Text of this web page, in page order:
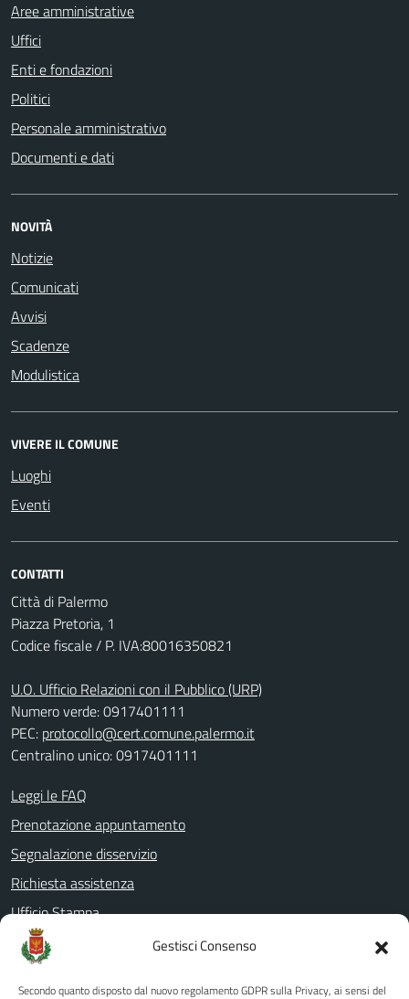
Gestisci Consenso
Secondo quanto disposto dal nuovo regolamento GDPR sulla Privacy, ai sensi del
Aree amministrative
Uffici
Enti e fondazioni
Politici
Personale amministrativo
Documenti e dati
NOVITÀ
Notizie
Comunicati
Avvisi
Scadenze
Modulistica
VIVERE IL COMUNE
Luoghi
Eventi
CONTATTI
Città di Palermo
Piazza Pretoria, 1
Codice fiscale / P. IVA:80016350821
U.O. Ufficio Relazioni con il Pubblico (URP)
Numero verde: 0917401111
PEC: protocollo@cert.comune.palermo.it
Centralino unico: 0917401111
Leggi le FAQ
Prenotazione appuntamento
Segnalazione disservizio
Richiesta assistenza
Ufficio Stampa
Amministrazione Trasparente
Albo pretorio